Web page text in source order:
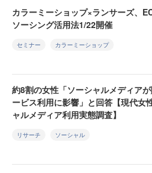
カラーミーショップ×ランサーズ、
ソーシング活用法1/22開催
セミナー カラーミーショップ
約8割の女性「ソーシャルメディア
ービス利用に影響」と回答【現代女
ャルメディア利用実態調査】
リサーチ ソーシャル